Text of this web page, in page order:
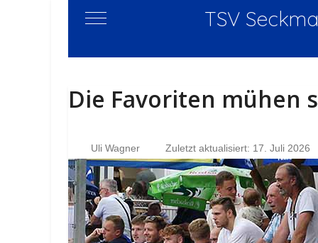
Mobile Menu Toggle TSV
Die Favoriten mühen
Uli Wagner Zuletzt aktualisiert: 17. Juli 2026